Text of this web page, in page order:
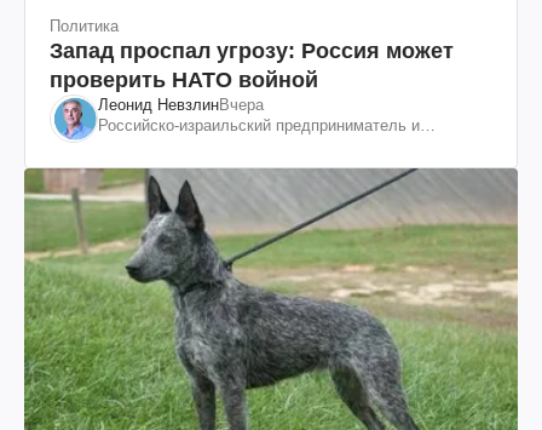
Политика
Запад проспал угрозу: Россия может
проверить НАТО войной
Леонид НевзлинВчера
Российско-израильский предприниматель и
"ЮКОСа"